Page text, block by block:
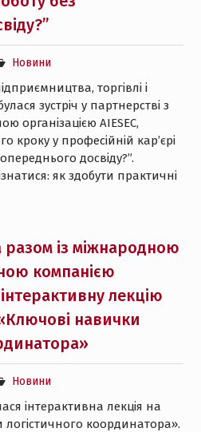
Новини
торгівлі і
зустріч у партнерстві з
організацією AIESEC,
кроку у професійній кар’єрі
досвіду?”.
як здобути практичні
із міжнародною
компанією
лекцію
навички
Новини
інтерактивна лекція на
координатора».